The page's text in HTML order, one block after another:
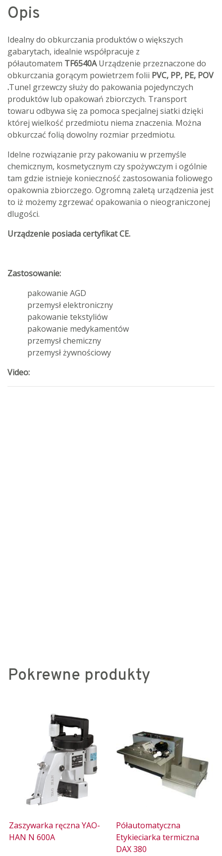
Opis
Idealny do obkurczania produktów o większych
gabarytach, idealnie współpracuje z
półautomatem TF6540AUrządzenie przeznaczone do
obkurczania gorącym powietrzem folii PVC, PP, PE, POV
.Tunel grzewczy służy do pakowania pojedynczych
produktów lub opakowań zbiorczych. Transport
towaru odbywa się za pomoca specjalnej siatki dzięki
której wielkość przedmiotu niema znaczenia. Można
obkurczać folią dowolny rozmiar przedmiotu.
Idelne rozwiązanie przy pakowaniu w przemyśle
chemicznym, kosmetycznym czy spożywczym i ogólnie
tam gdzie istnieje konieczność zastosowania foliowego
opakownia zbiorczego. Ogromną zaletą urządzenia jest
to iż możemy zgrzewać opakowania o nieograniczonej
dlugości.
Urządzenie posiada certyfikat CE.
Zastosowanie:
pakowanie AGD
przemysł elektroniczny
pakowanie tekstyliów
pakowanie medykamentów
przemysł chemiczny
przemysł żywnościowy
Video:
Pokrewne produkty
Zaszywarka ręczna YAO-
HAN N 600A
Półautomatyczna
Etykieciarka termiczna
DAX 380